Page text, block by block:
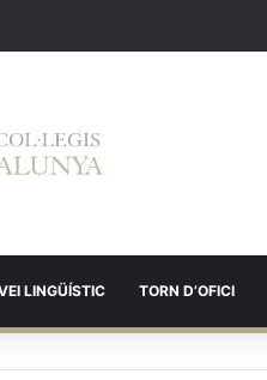
LINGÜÍSTIC TORN D’OFICI